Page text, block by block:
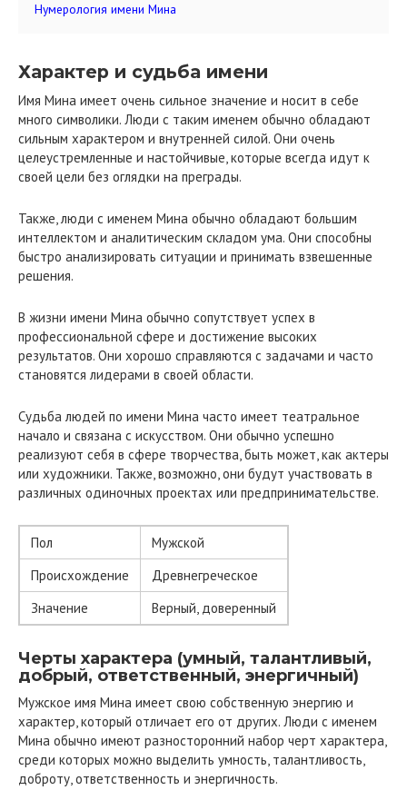
Нумерология имени Мина
Характер и судьба имени
Имя Мина имеет очень сильное значение и носит в себе
много символики. Люди с таким именем обычно обладают
сильным характером и внутренней силой. Они очень
целеустремленные и настойчивые, которые всегда идут к
своей цели без оглядки на преграды.
Также, люди с именем Мина обычно обладают большим
интеллектом и аналитическим складом ума. Они способны
быстро анализировать ситуации и принимать взвешенные
решения.
В жизни имени Мина обычно сопутствует успех в
профессиональной сфере и достижение высоких
результатов. Они хорошо справляются с задачами и часто
становятся лидерами в своей области.
Судьба людей по имени Мина часто имеет театральное
начало и связана с искусством. Они обычно успешно
реализуют себя в сфере творчества, быть может, как актеры
или художники. Также, возможно, они будут участвовать в
различных одиночных проектах или предпринимательстве.
Пол
Мужской
Происхождение
Древнегреческое
Значение
Верный, доверенный
Черты характера (умный, талантливый,
добрый, ответственный, энергичный)
Мужское имя Мина имеет свою собственную энергию и
характер, который отличает его от других. Люди с именем
Мина обычно имеют разносторонний набор черт характера,
среди которых можно выделить умность, талантливость,
доброту, ответственность и энергичность.